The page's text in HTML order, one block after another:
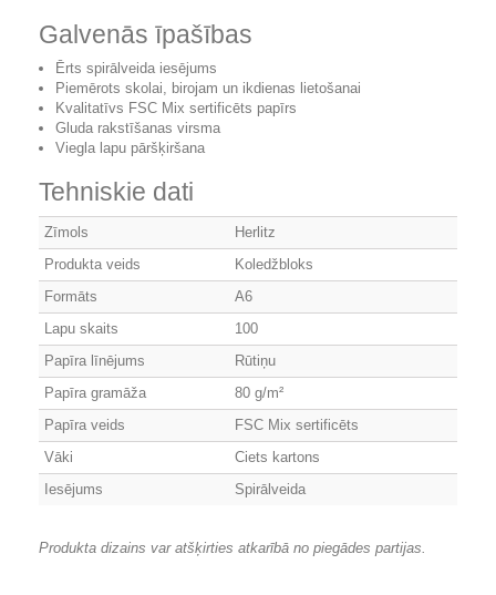
Galvenās īpašības
Ērts spirālveida iesējums
Piemērots skolai, birojam un ikdienas lietošanai
Kvalitatīvs FSC Mix sertificēts papīrs
Gluda rakstīšanas virsma
Viegla lapu pāršķiršana
Tehniskie dati
Zīmols
Herlitz
Produkta veids
Koledžbloks
Formāts
A6
Lapu skaits
100
Papīra līnējums
Rūtiņu
Papīra gramāža
80 g/m²
Papīra veids
FSC Mix sertificēts
Vāki
Ciets kartons
Iesējums
Spirālveida
Produkta dizains var atšķirties atkarībā no piegādes partijas.